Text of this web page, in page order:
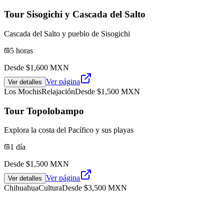
Tour Sisogichi y Cascada del Salto
Cascada del Salto y pueblo de Sisogichi
5 horas
Desde $1,600 MXN
Ver detalles Ver página
Los MochisRelajaciónDesde $1,500 MXN
Tour Topolobampo
Explora la costa del Pacífico y sus playas
1 día
Desde $1,500 MXN
Ver detalles Ver página
ChihuahuaCulturaDesde $3,500 MXN